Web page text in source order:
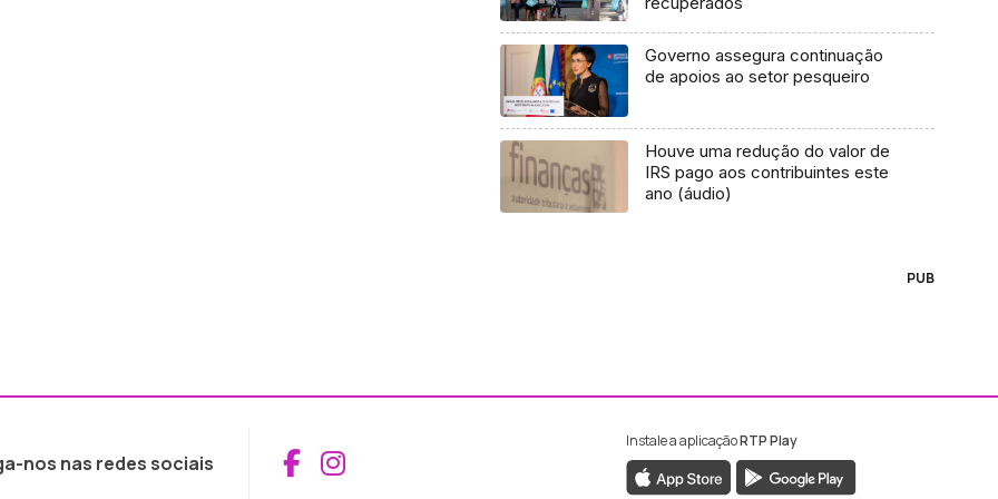
Governo assegura continuação
de apoios ao setor pesqueiro
Houve uma redução do valor de
IRS pago aos contribuintes este
ano (áudio)
PUB
nos nas redes sociais Aceder ao Facebook da RTP Madeira
Aceder ao Instagram da RTP Madeira
Instale a aplicaçãoRTP Play